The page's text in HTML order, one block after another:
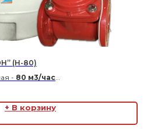
(Н-80)
- 80 м3/час
(Ш*Г*В)
+ В корзину